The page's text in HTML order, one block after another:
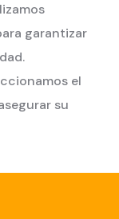
garantizar
el
su